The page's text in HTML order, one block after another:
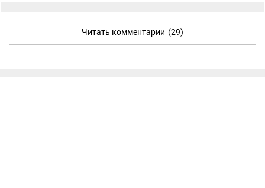
Читать комментарии (29)